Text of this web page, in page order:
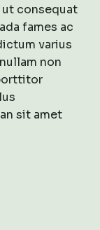
consequat
fames ac
varius
non
sit amet